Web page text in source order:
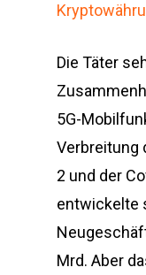
Die Täter
5G-
Verbreitung
2 und der
entwickelte
Mrd. Aber